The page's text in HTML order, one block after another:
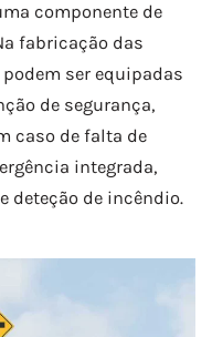
componente de
fabricação das
ser equipadas
de segurança,
caso de falta de
integrada,
deteção de incêndio.